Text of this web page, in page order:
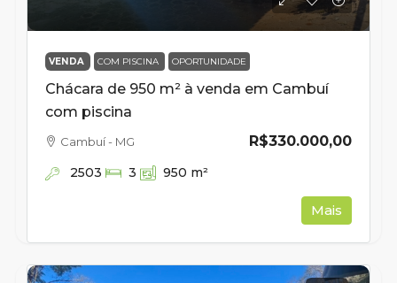
VENDA COM PISCINA OPORTUNIDADE
Chácara de 950 m² à venda em Cambuí
com piscina
R$330.000,00
Cambuí - MG
2503 3 950 m²
Mais